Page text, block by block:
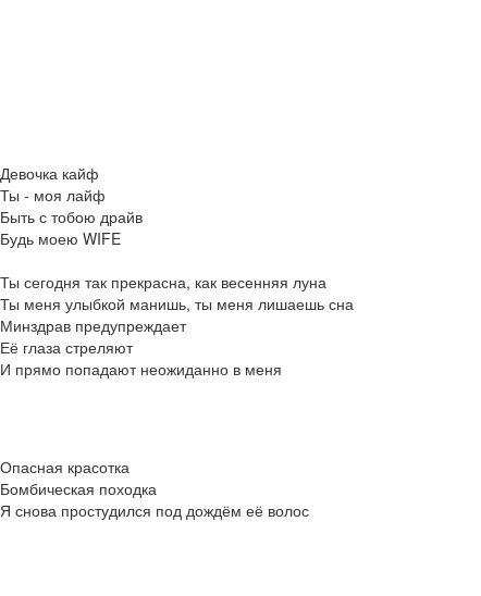
Девочка кайф
Ты - моя лайф
Быть с тобою драйв
Будь моею WIFE
Ты сегодня так прекрасна, как весенняя луна
Ты меня улыбкой манишь, ты меня лишаешь сна
Минздрав предупреждает
Её глаза стреляют
И прямо попадают неожиданно в меня
Опасная красотка
Бомбическая походка
Я снова простудился под дождём её волос